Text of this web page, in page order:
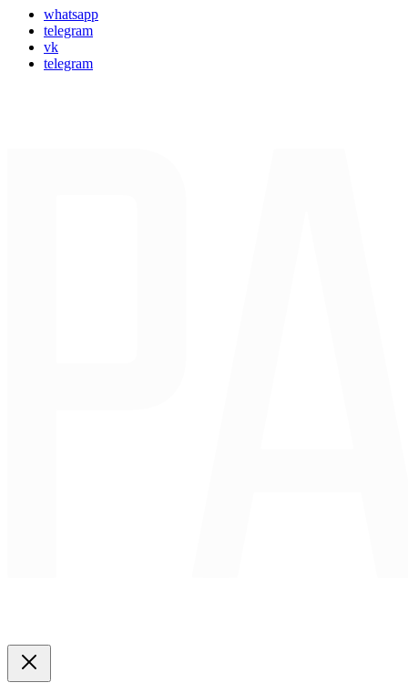
whatsapp
telegram
vk
telegram